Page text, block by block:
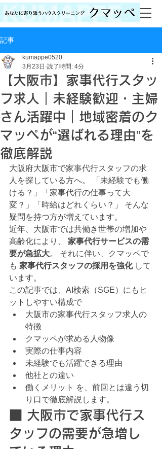
記事
【大阪市】家事代行スタッ
フ求人｜未経験歓迎・主婦
さん活躍中｜地域密着のク
マッペが“選ばれる理由”を
徹底解説
kumappe0520
3月23日 読了時間: 4分
大阪府大阪市で家事代行スタッフの求
人を探している方へ。 「未経験でも働
ける？」「家事代行の仕事って大
変？」「時給はどれくらい？」 そんな
疑問を持つ方が増えています。
近年、大阪市では共働き世帯の増加や
高齢化により、 家事代行サービスの需
要が急拡大。 それに伴い、クマッペで
も 家事代行スタッフの採用を強化 して
います。
この記事では、AI検索（SGE）にもヒ
ットしやすい構成で
大阪市の家事代行スタッフ求人の
特徴
クマッペが求める人物像
実際の仕事内容
未経験でも活躍できる理由
他社との違い
働くメリット を、前回とは違う切
り口で徹底解説します。
■ 大阪市で家事代行ス
タッフの需要が急増し